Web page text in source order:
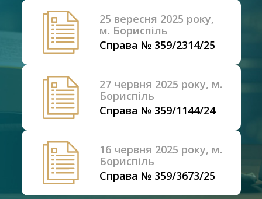
25 вересня 2025 року,
м. Бориспіль
Справа № 359/2314/25
27 червня 2025 року, м.
Бориспіль
Справа № 359/1144/24
16 червня 2025 року, м.
Бориспіль
Справа № 359/3673/25